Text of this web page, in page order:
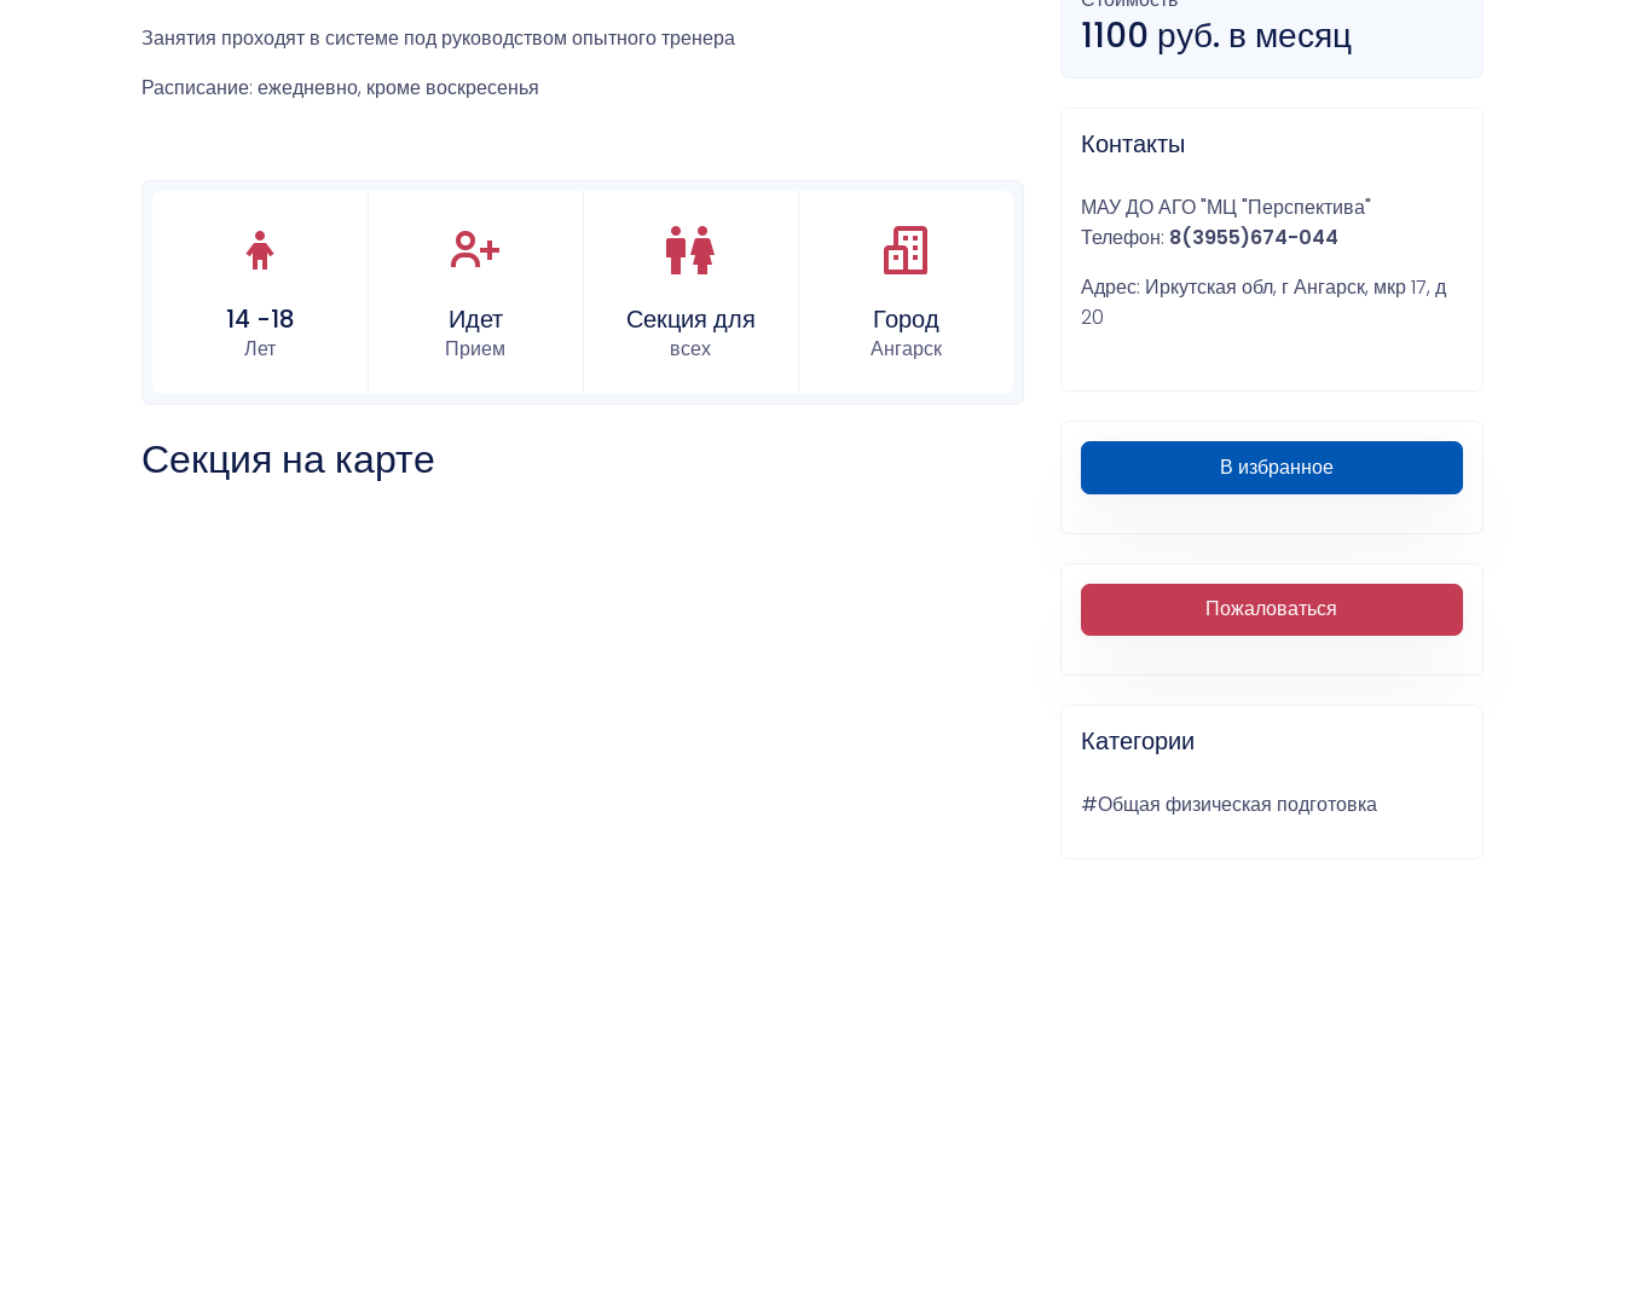
Индивидуально-
Занятия проходят в системе под руководством опытного тренера
Расписание: ежедневно, кроме воскресенья
14 -18
Лет
Идет
Прием
Секция для
всех
Город
Ангарск
Секция на карте
1100 руб. в месяц
Контакты
МАУ ДО АГО "МЦ "Перспектива"
Телефон: 8(3955)674-044
Адрес: Иркутская обл, г Ангарск, мкр 17, д
20
В избранное
Пожаловаться
Категории
#Общая физическая подготовка